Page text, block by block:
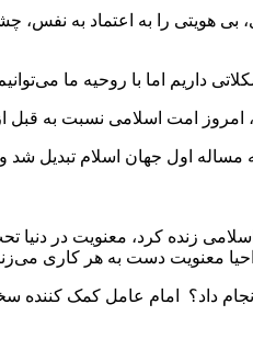
بی هویتی را به اعتماد به نفس،
داریم اما با روحیه ما
امت اسلامی نسبت به قبل از
اول جهان اسلام تبدیل
زنده کرد، معنویت در دنیا
معنویت دست به هر کاری
داد؟ امام عامل کمک